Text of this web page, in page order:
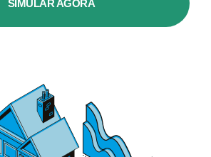
SIMULAR AGORA